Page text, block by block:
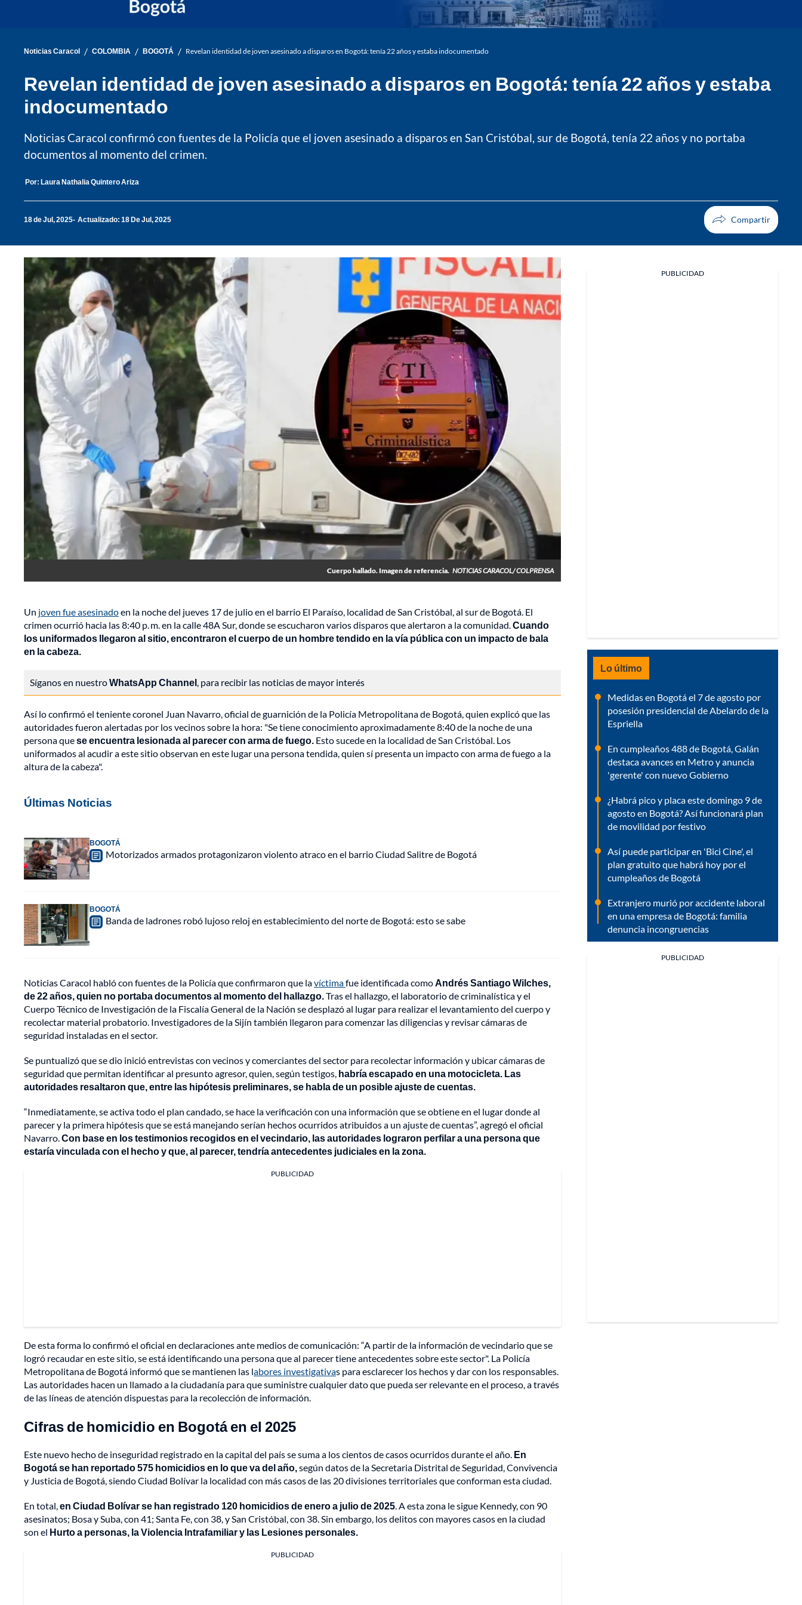
Noticias Caracol / COLOMBIA / BOGOTÁ / Revelan identidad de joven asesinado a disparos en Bogotá: tenía 22 años y estaba indocumentado
Revelan identidad de joven asesinado a disparos en Bogotá: tenía 22 años y estaba
indocumentado
Noticias Caracol confirmó con fuentes de la Policía que el joven asesinado a disparos en San Cristóbal, sur de Bogotá, tenía 22 años y no portaba
documentos al momento del crimen.
Por: Laura Nathalia Quintero Ariza
18 de Jul, 2025 Actualizado: 18 De Jul, 2025
Cuerpo hallado. Imagen de referencia. NOTICIAS CARACOL/ COLPRENSA
Un joven fue asesinadoen la noche del jueves 17 de julio en el barrio El Paraíso, localidad de San Cristóbal, al sur de Bogotá. El
crimen ocurrió hacia las 8:40 p. m. en la calle 48A Sur, donde se escucharon varios disparos que alertaron a la comunidad.Cuando
los uniformados llegaron al sitio, encontraron el cuerpo de un hombre tendido en la vía pública con un impacto de bala
en la cabeza.
Síganos en nuestroWhatsApp Channel, para recibir las noticias de mayor interés
Así lo confirmó el teniente coronel Juan Navarro, oficial de guarnición de la Policía Metropolitana de Bogotá, quien explicó que las
autoridades fueron alertadas por los vecinos sobre la hora: "Se tiene conocimiento aproximadamente 8:40 de la noche de una
persona quese encuentra lesionada al parecer con arma de fuego. Esto sucede en la localidad de San Cristóbal. Los
uniformados al acudir a este sitio observan en este lugar una persona tendida, quien sí presenta un impacto con arma de fuego a la
altura de la cabeza".
Últimas Noticias
BOGOTÁ
Motorizados armados protagonizaron violento atraco en el barrio Ciudad Salitre de Bogotá
BOGOTÁ
Banda de ladrones robó lujoso reloj en establecimiento del norte de Bogotá: esto se sabe
Noticias Caracol habló con fuentes de la Policía que confirmaron que lavíctimafue identificada comoAndrés Santiago Wilches,
de 22 años, quien no portaba documentos al momento del hallazgo.Tras el hallazgo, el laboratorio de criminalística y el
Cuerpo Técnico de Investigación de la Fiscalía General de la Nación se desplazó al lugar para realizar el levantamiento del cuerpo y
recolectar material probatorio. Investigadores de la Sijín también llegaron para comenzar las diligencias y revisar cámaras de
seguridad instaladas en el sector.
Se puntualizó que se dio inició entrevistas con vecinos y comerciantes del sector para recolectar información y ubicar cámaras de
seguridad que permitan identificar al presunto agresor, quien, según testigos, habría escapado en una motocicleta. Las
autoridades resaltaron que, entre las hipótesis preliminares, se habla de un posible ajuste de cuentas.
“Inmediatamente, se activa todo el plan candado, se hace la verificación con una información que se obtiene en el lugar donde al
parecer y la primera hipótesis que se está manejando serían hechos ocurridos atribuidos a un ajuste de cuentas”, agregó el oficial
Navarro.Con base en los testimonios recogidos en el vecindario, las autoridades lograron perfilar a una persona que
estaría vinculada con el hecho y que, al parecer, tendría antecedentes judiciales en la zona.
PUBLICIDAD
De esta forma lo confirmó el oficial en declaraciones ante medios de comunicación: “A partir de la información de vecindario que se
logró recaudar en este sitio, se está identificando una persona que al parecer tiene antecedentes sobre este sector". La Policía
Metropolitana de Bogotá informó que se mantienen las labores investigativas para esclarecer los hechos y dar con los responsables.
Las autoridades hacen un llamado a la ciudadanía para que suministre cualquier dato que pueda ser relevante en el proceso, a través
de las líneas de atención dispuestas para la recolección de información.
Cifras de homicidio en Bogotá en el 2025
Este nuevo hecho de inseguridad registrado en la capital del país se suma a los cientos de casos ocurridos durante el año. En
Bogotá se han reportado 575 homicidios en lo que va del año,según datos de la Secretaria Distrital de Seguridad, Convivencia
y Justicia de Bogotá,siendo Ciudad Bolívar la localidad con más casos de las 20 divisiones territoriales que conforman esta ciudad.
En total,en Ciudad Bolívar se han registrado 120 homicidios de enero a julio de 2025. A esta zona le sigue Kennedy, con 90
asesinatos; Bosa y Suba, con 41; Santa Fe, con 38, y San Cristóbal, con 38. Sin embargo, los delitos con mayores casos en la ciudad
son el Hurto a personas, la Violencia Intrafamiliar y las Lesiones personales.
PUBLICIDAD
PUBLICIDAD
Lo último
Medidas en Bogotá el 7 de agosto por
posesión presidencial de Abelardo de la
Espriella
En cumpleaños 488 de Bogotá, Galán
destaca avances en Metro y anuncia
'gerente' con nuevo Gobierno
¿Habrá pico y placa este domingo 9 de
agosto en Bogotá? Así funcionará plan
de movilidad por festivo
Así puede participar en 'Bici Cine', el
plan gratuito que habrá hoy por el
cumpleaños de Bogotá
Extranjero murió por accidente laboral
en una empresa de Bogotá: familia
denuncia incongruencias
PUBLICIDAD